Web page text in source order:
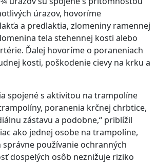
úrazov, hovoríme
a predlaktia, zlomeniny ramennej
tela stehennej kosti alebo
Ďalej hovoríme o poraneniach
kosti, poškodenie cievy na krku a
spojené s aktivitou na trampolíne
poranenia krčnej chrbtice,
zástavu a podobne,“ priblížil
ako jednej osobe na trampolíne,
používanie ochranných
dospelých osôb neznižuje riziko